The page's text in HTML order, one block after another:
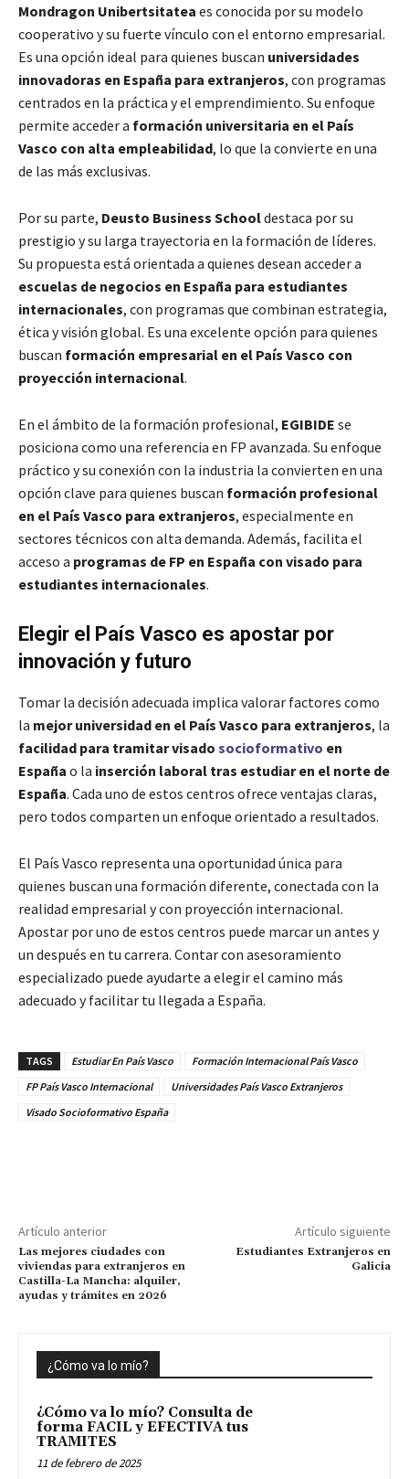
Mondragon Unibertsitatea es conocida por su modelo
cooperativo y su fuerte vínculo con el entorno empresarial.
Es una opción ideal para quienes buscan universidades
innovadoras en España para extranjeros, con programas
centrados en la práctica y el emprendimiento. Su enfoque
permite acceder a formación universitaria en el País
Vasco con alta empleabilidad, lo que la convierte en una
de las más exclusivas.
Por su parte, Deusto Business Schooldestaca por su
prestigio y su larga trayectoria en la formación de líderes.
Su propuesta está orientada a quienes desean acceder a
escuelas de negocios en España para estudiantes
internacionales, con programas que combinan estrategia,
ética y visión global. Es una excelente opción para quienes
buscan formación empresarial en el País Vasco con
proyección internacional.
En el ámbito de la formación profesional, EGIBIDE se
posiciona como una referencia en FP avanzada. Su enfoque
práctico y su conexión con la industria la convierten en una
opción clave para quienes buscan formación profesional
en el País Vasco para extranjeros, especialmente en
sectores técnicos con alta demanda. Además, facilita el
acceso a programas de FP en España con visado para
estudiantes internacionales.
Elegir el País Vasco es apostar por
innovación y futuro
Tomar la decisión adecuada implica valorar factores como
la mejor universidad en el País Vasco para extranjeros, la
facilidad para tramitar visado socioformativo en
España o la inserción laboral tras estudiar en el norte de
España. Cada uno de estos centros ofrece ventajas claras,
pero todos comparten un enfoque orientado a resultados.
El País Vasco representa una oportunidad única para
quienes buscan una formación diferente, conectada con la
realidad empresarial y con proyección internacional.
Apostar por uno de estos centros puede marcar un antes y
un después en tu carrera. Contar con asesoramiento
especializado puede ayudarte a elegir el camino más
adecuado y facilitar tu llegada a España.
TAGS Estudiar En País Vasco
Formación Internacional País Vasco
FP País Vasco Internacional
Universidades País Vasco Extranjeros
Visado Socioformativo España
Artículo anterior
Las mejores ciudades con
viviendas para extranjeros en
Castilla-La Mancha: alquiler,
ayudas y trámites en 2026
Artículo siguiente
Estudiantes Extranjeros en
Galicia
¿Cómo va lo mío?
¿Cómo va lo mío? Consulta de
forma FACIL y EFECTIVA tus
TRAMITES
11 de febrero de 2025